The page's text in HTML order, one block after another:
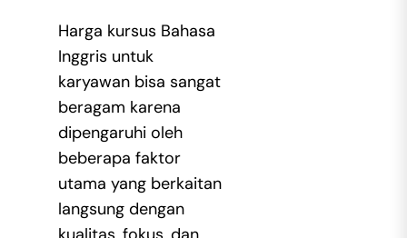
Harga kursus Bahasa
Inggris untuk
karyawan bisa sangat
beragam karena
dipengaruhi oleh
beberapa faktor
utama yang berkaitan
langsung dengan